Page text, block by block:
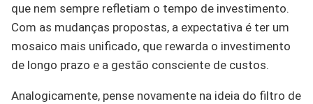
que nem sempre refletiam o tempo de investimento.
Com as mudanças propostas, a expectativa é ter um
mosaico mais unificado, que rewarda o investimento
de longo prazo e a gestão consciente de custos.
Analogicamente, pense novamente na ideia do filtro de